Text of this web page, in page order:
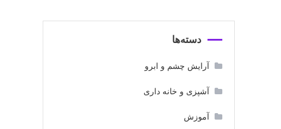
دسته‌ها
آرایش چشم و ابرو
آشپزی و خانه داری
آموزش